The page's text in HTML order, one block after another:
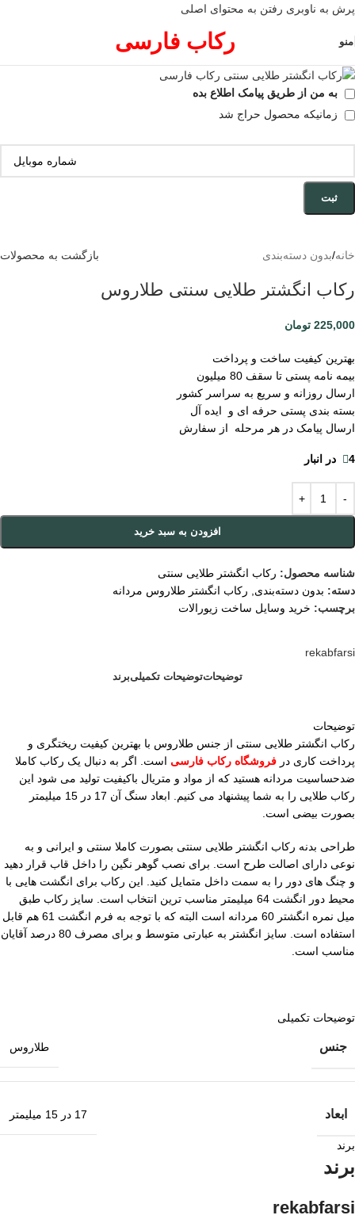
پرش به ناوبری رفتن به محتوای اصلی
منو رکاب فارسی
به من از طریق پیامک اطلاع بده
زمانیکه محصول حراج شد
ثبت
خانه/بدون دسته‌بندی بازگشت به محصولات
رکاب انگشتر طلایی سنتی طلاروس
225,000 تومان
بهترین کیفیت ساخت و پرداخت
بیمه نامه پستی تا سقف 80 میلیون
ارسال روزانه و سریع به سراسر کشور
بسته بندی پستی حرفه ای و ایده آل
ارسال پیامک در هر مرحله از سفارش
4 در انبار
افزودن به سبد خرید
شناسه محصول: رکاب انگشتر طلایی سنتی
دسته: بدون دسته‌بندی, رکاب انگشتر طلاروس مردانه
برچسب: خرید وسایل ساخت زیورالات
rekabfarsi
توضیحاتتوضیحات تکمیلیبرند
توضیحات
رکاب انگشتر طلایی سنتی از جنس طلاروس با بهترین کیفیت ریختگری و
پرداخت کاری در فروشگاه رکاب فارسی است. اگر به دنبال یک رکاب کاملا
ضدحساسیت مردانه هستید که از مواد و متریال باکیفیت تولید می شود این
رکاب طلایی را به شما پیشنهاد می کنیم. ابعاد سنگ آن 17 در 15 میلیمتر
بصورت بیضی است.
طراحی بدنه رکاب انگشتر طلایی سنتی بصورت کاملا سنتی و ایرانی و به
نوعی دارای اصالت طرح است. برای نصب گوهر نگین را داخل قاب قرار دهید
و چنگ های دور را به سمت داخل متمایل کنید. این رکاب برای انگشت هایی با
محیط دور انگشت 64 میلیمتر مناسب ترین انتخاب است. سایز رکاب طبق
میل نمره انگشتر 60 مردانه است البته که با توجه به فرم انگشت 61 هم قابل
استفاده است. سایز انگشتر به عبارتی متوسط و برای مصرف 80 درصد آقایان
مناسب است.
توضیحات تکمیلی
جنس طلاروس
ابعاد 17 در 15 میلیمتر
برند
برند
rekabfarsi